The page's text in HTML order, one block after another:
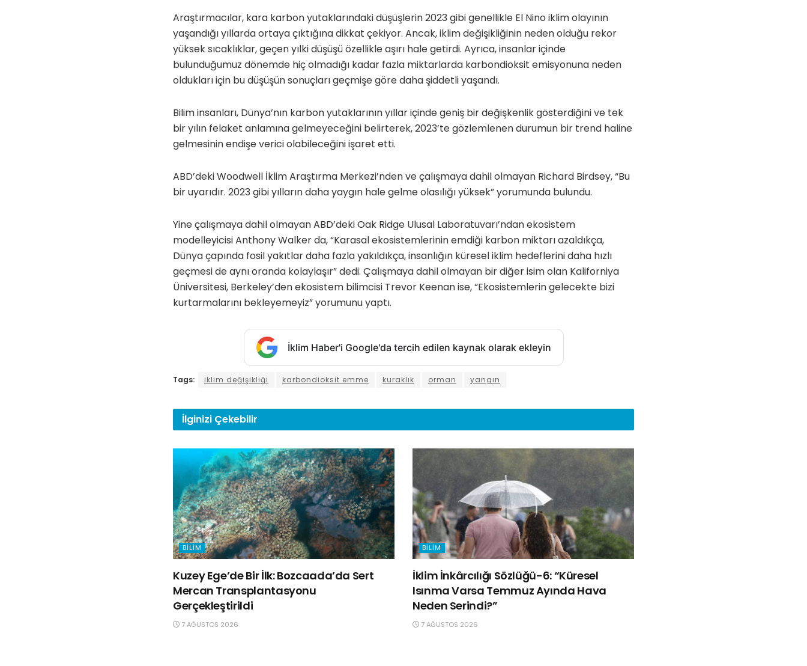
Araştırmacılar, kara karbon yutaklarındaki düşüşlerin 2023 gibi genellikle El Nino iklim olayının
yaşandığı yıllarda ortaya çıktığına dikkat çekiyor. Ancak, iklim değişikliğinin neden olduğu rekor
yüksek sıcaklıklar, geçen yılki düşüşü özellikle aşırı hale getirdi. Ayrıca, insanlar içinde
bulunduğumuz dönemde hiç olmadığı kadar fazla miktarlarda karbondioksit emisyonuna neden
oldukları için bu düşüşün sonuçları geçmişe göre daha şiddetli yaşandı.
Bilim insanları, Dünya’nın karbon yutaklarının yıllar içinde geniş bir değişkenlik gösterdiğini ve tek
bir yılın felaket anlamına gelmeyeceğini belirterek, 2023’te gözlemlenen durumun bir trend haline
gelmesinin endişe verici olabileceğini işaret etti.
ABD’deki Woodwell İklim Araştırma Merkezi’nden ve çalışmaya dahil olmayan Richard Birdsey, “Bu
bir uyarıdır. 2023 gibi yılların daha yaygın hale gelme olasılığı yüksek” yorumunda bulundu.
Yine çalışmaya dahil olmayan ABD’deki Oak Ridge Ulusal Laboratuvarı’ndan ekosistem
modelleyicisi Anthony Walker da, “Karasal ekosistemlerinin emdiği karbon miktarı azaldıkça,
Dünya çapında fosil yakıtlar daha fazla yakıldıkça, insanlığın küresel iklim hedeflerini daha hızlı
geçmesi de aynı oranda kolaylaşır” dedi. Çalışmaya dahil olmayan bir diğer isim olan Kaliforniya
Üniversitesi, Berkeley’den ekosistem bilimcisi Trevor Keenan ise, “Ekosistemlerin gelecekte bizi
kurtarmalarını bekleyemeyiz” yorumunu yaptı.
İklim Haber'i Google'da tercih edilen kaynak olarak ekleyin
Tags: iklim değişikliği karbondioksit emme kuraklık orman yangın
İlginizi Çekebilir
BILIM
Kuzey Ege’de Bir İlk: Bozcaada’da Sert
Mercan Transplantasyonu
Gerçekleştirildi
7 AĞUSTOS 2026
BILIM
İklim İnkârcılığı Sözlüğü-6: “Küresel
Isınma Varsa Temmuz Ayında Hava
Neden Serindi?”
7 AĞUSTOS 2026